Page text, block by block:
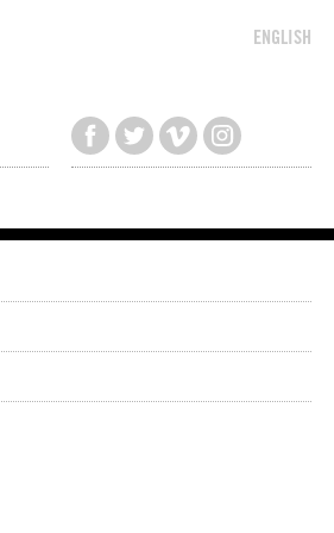
ENGLISH